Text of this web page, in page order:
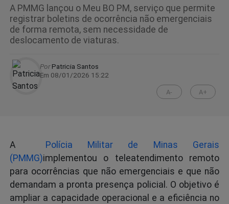
A PMMG lançou o Meu BO PM, serviço que permite
registrar boletins de ocorrência não emergenciais
de forma remota, sem necessidade de
deslocamento de viaturas.
PorPatricia Santos
Em 08/01/2026 15:22
A- A+
A
Polícia Militar de Minas Gerais
(PMMG)implementou o teleatendimento remoto
para ocorrências que não emergenciais e que não
demandam a pronta presença policial. O objetivo é
ampliar a capacidade operacional e a eficiência no